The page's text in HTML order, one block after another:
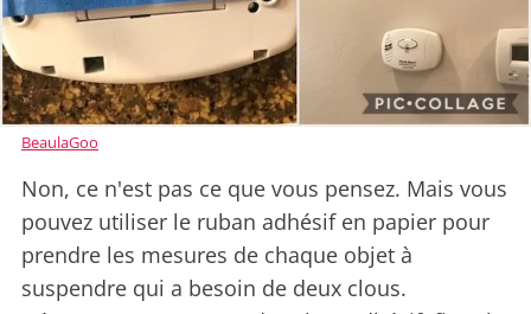
BeaulaGoo
Non, ce n'est pas ce que vous pensez. Mais vous
pouvez utiliser le ruban adhésif en papier pour
prendre les mesures de chaque objet à
suspendre qui a besoin de deux clous.